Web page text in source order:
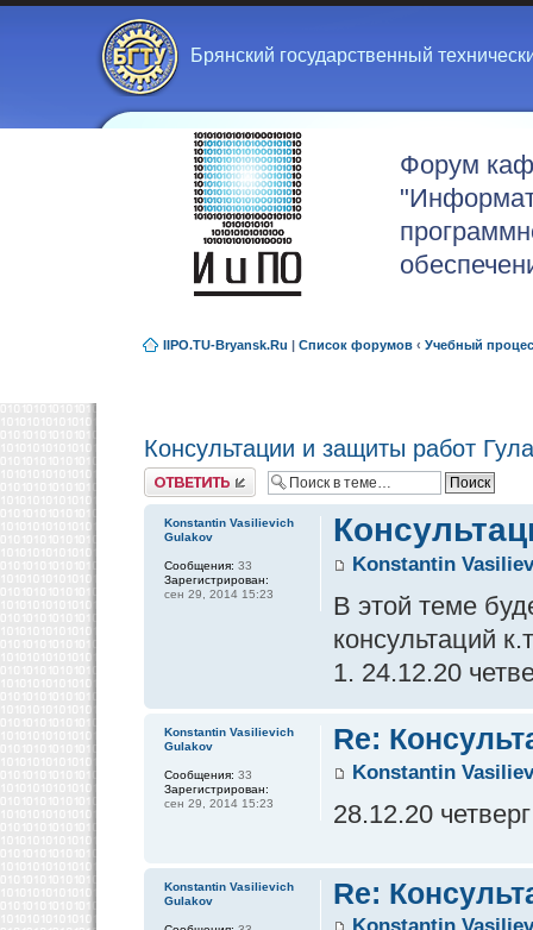
Брянский государственный
Форум
IIPO.TU-Bryansk.Ru | Список форумов ‹ Учебный
Консультации и защиты работ
Ответить
Konstantin
В этой теме
консультаций
1. 24.12.20
Konstantin Vasilievich
Gulakov
Сообщения: 33
Зарегистрирован:
сен 29, 2014 15:23
Re:
Konstantin
28.12.20
Konstantin Vasilievich
Gulakov
Сообщения: 33
Зарегистрирован:
сен 29, 2014 15:23
Re:
Konstantin Vasilievich
Gulakov